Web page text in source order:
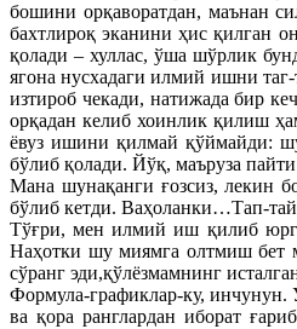
бошини орқаворатдан, маънан
бахтлироқ эканини ҳис қилган
қолади – хуллас, ўша шўрлик
ягона нусхадаги илмий ишни
изтироб чекади, натижада бир
орқадан келиб хоинлик қилиш
ёвуз ишини қилмай қўймайди:
бўлиб қолади. Йўқ, маъруза
Мана шунақанги ғозсиз, лекин
бўлиб кетди. Ваҳоланки…Тап-
Тўғри, мен илмий иш қилиб
Наҳотки шу миямга олтмиш бет
сўранг эди,қўлёзмамнинг
Формула-графиклар-ку, инчунун.
ва қора ранглардан иборат